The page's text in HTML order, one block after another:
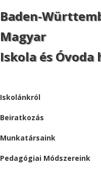
Baden-
Magyar
Iskola és Óvoda
Iskolánkról
Beiratkozás
Munkatársaink
Pedagógiai Módszereink